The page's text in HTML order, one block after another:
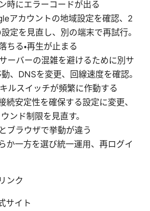
時にエラーコードが出る
アカウントの地域設定を確認、2
定を見直し、別の端末で再試行。
ちる・再生が止まる
ーバーの混雑を避けるために別サ
、DNSを変更、回線速度を確認。
ルスイッチが頻繁に作動する
続安定性を確保する設定に変更、
ンド制限を見直す。
ブラウザで挙動が違う
か一方を選び統一運用、再ログイ
ンク
サイト